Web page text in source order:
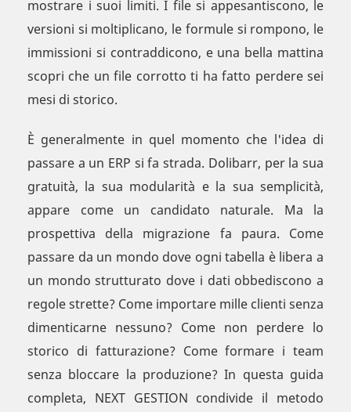
mostrare i suoi limiti. I file si appesantiscono, le
versioni si moltiplicano, le formule si rompono, le
immissioni si contraddicono, e una bella mattina
scopri che un file corrotto ti ha fatto perdere sei
mesi di storico.
È generalmente in quel momento che l'idea di
passare a un ERP si fa strada. Dolibarr, per la sua
gratuità, la sua modularità e la sua semplicità,
appare come un candidato naturale. Ma la
prospettiva della migrazione fa paura. Come
passare da un mondo dove ogni tabella è libera a
un mondo strutturato dove i dati obbediscono a
regole strette? Come importare mille clienti senza
dimenticarne nessuno? Come non perdere lo
storico di fatturazione? Come formare i team
senza bloccare la produzione? In questa guida
completa, NEXT GESTION condivide il metodo